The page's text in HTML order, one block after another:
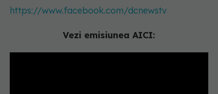
https://www.facebook.com/dcnewstv
Vezi emisiunea AICI: